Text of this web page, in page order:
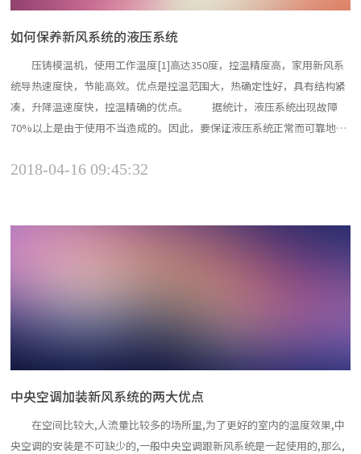
如何保养新风系统的液压系统
压铸模温机，使用工作温度[1]高达350度，控温精度高，家用新风系
统导热速度快，节能高效。优点是控温范围大，热确定性好，具有结构紧
凑，升降温速度快，控温精确的优点。 据统计，液压系统出现故障
70%以上是由于使用不当造成的。因此，要保证液压系统正常而可靠地工
使用中，应该注意防止液压油被污染，及时更换液压油。 1、保持油
2018-04-16 09:45:32
中央空调加装新风系统的两大优点
在空间比较大,人流量比较多的场所里,为了更好的室内的温度效果,中
央空调的安装是不可缺少的,一般中央空调跟新风系统是一起使用的,那么,